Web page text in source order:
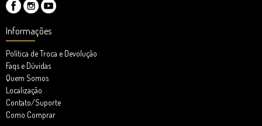
Informações
Política de Troca e Devolução
Faqs e Dúvidas
Quem Somos
Localização
Contato/Suporte
Como Comprar